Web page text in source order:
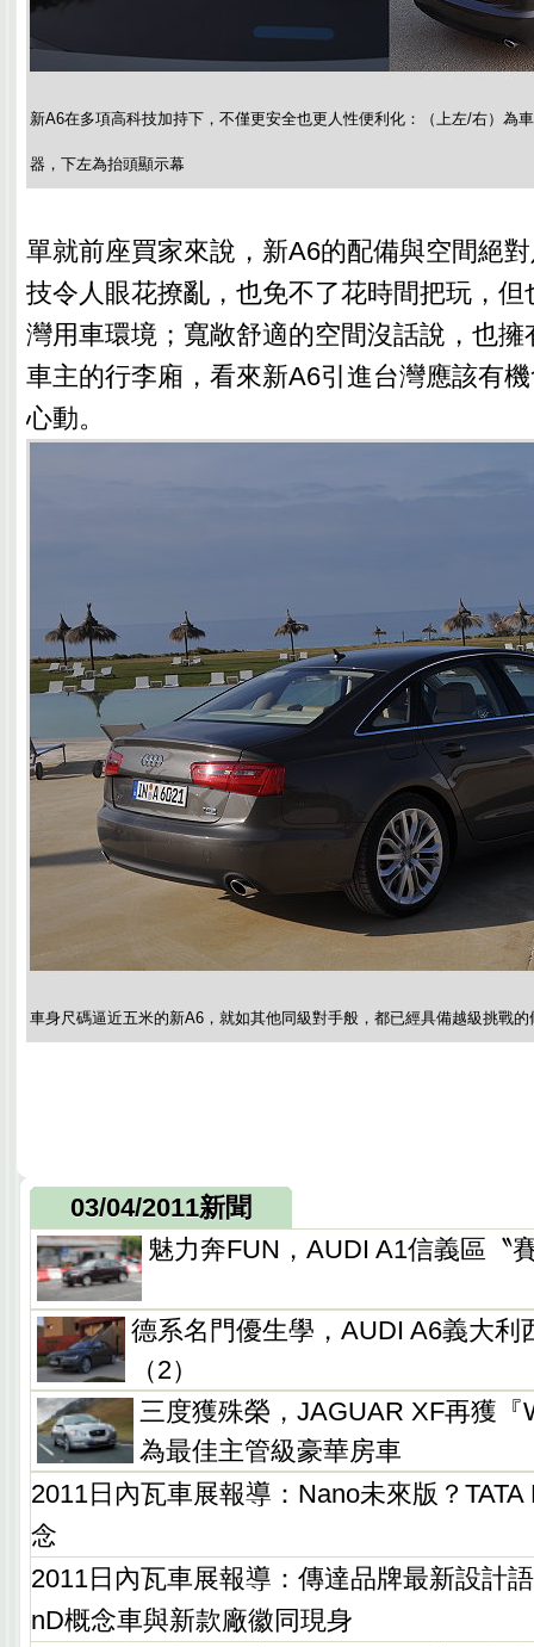
新A6在多項高科技加持下，不僅更安全也更人性便利化：（上左/右）為
器，下左為抬頭顯示幕
單就前座買家來說，新A6的配備與空間絕
技令人眼花撩亂，也免不了花時間把玩，
灣用車環境；寬敞舒適的空間沒話說，也
車主的行李廂，看來新A6引進台灣應該有
心動。
車身尺碼逼近五米的新A6，就如其他同級對手般，都已經具備越級挑戰的
03/04/2011新聞
魅力奔FUN，AUDI A1信義區〝
德系名門優生學，AUDI A6義大利
（2）
三度獲殊榮，JAGUAR XF再獲『
為最佳主管級豪華房車
2011日內瓦車展報導：Nano未來版？
念
2011日內瓦車展報導：傳達品牌最新設計
nD概念車與新款廠徽同現身